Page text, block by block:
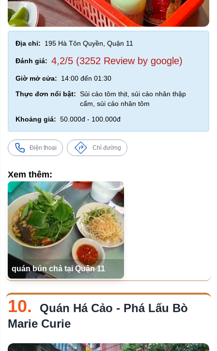
Địa chỉ: 195 Hà Tôn Quyền, Quận 11
Đánh giá: 4,2/5 (3252 Review by google)
Giờ mở cửa:
14:00 đến 01:30
Thực đơn nổi bật: Sủi cảo tôm thịt, sủi cảo nhân thập
cẩm, sủi cảo nhân tôm
Khoảng giá: 50.000đ - 100.000đ
Điện thoại Chỉ đường
Xem thêm:
quán bún chả tại Quận 11
10.
Quán Há Cảo - Phá Lấu Bò
Marie Curie